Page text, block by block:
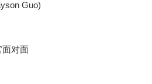
Guo)
面对面